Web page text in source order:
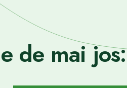
de mai jos: